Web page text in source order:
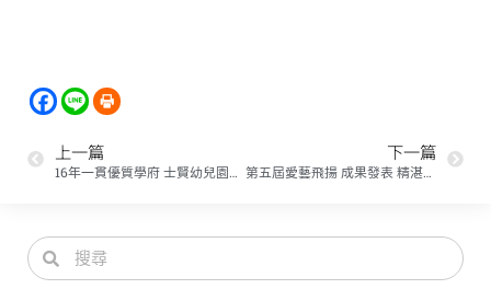
上一篇
16年一貫優質學府 士賢幼兒園開工動土
下一篇
第五屆愛藝飛揚 成果發表 精湛演出 感謝新頻道電視 張大記者錫量 蒞臨採訪報導